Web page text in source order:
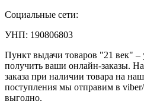
Социальные сети:
УНП: 190806803
Пункт выдачи товаров "21 век"
получить ваши онлайн-заказы.
заказа при наличии товара на
поступления мы отправим в
выгодно.